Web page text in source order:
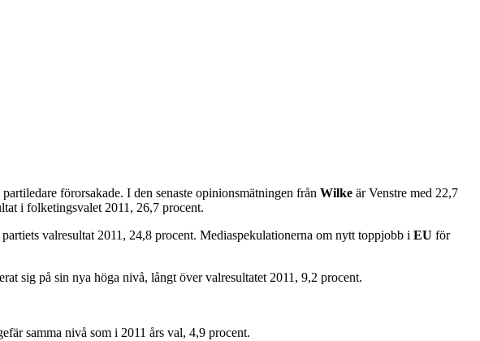
förorsakade. I den senaste opinionsmätningen från Wilke är Venstre med 22,7
i folketingsvalet 2011, 26,7 procent.
valresultat 2011, 24,8 procent. Mediaspekulationerna om nytt toppjobb i EU för
sig på sin nya höga nivå, långt över valresultatet 2011, 9,2 procent.
samma nivå som i 2011 års val, 4,9 procent.